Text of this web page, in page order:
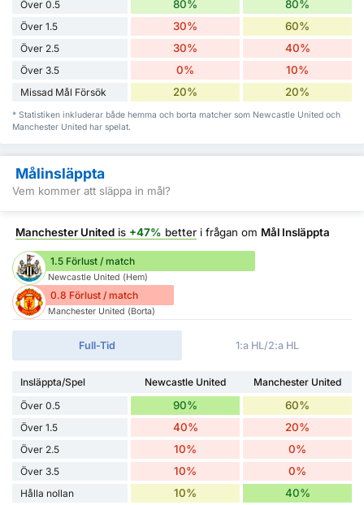
Över 0.5 80% 80%
Över 1.5 30% 60%
Över 2.5 30% 40%
Över 3.5 0% 10%
Missad Mål Försök 20% 20%
* Statistiken inkluderar både hemma och borta matcher som Newcastle United och
Manchester United har spelat.
Målinsläppta
Vem kommer att släppa in mål?
Manchester United is +47% better i frågan om Mål Insläppta
1.5 Förlust / match
Newcastle United (Hem)
0.8 Förlust / match
Manchester United (Borta)
Full-Tid 1:a HL/2:a HL
Insläppta/Spel Newcastle United
Manchester United
Över 0.5
90% 60%
Över 1.5 40% 20%
Över 2.5 10% 0%
Över 3.5 10% 0%
Hålla nollan 10% 40%